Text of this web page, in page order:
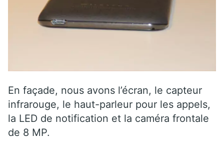
En façade, nous avons l’écran, le capteur
infrarouge, le haut-parleur pour les appels,
la LED de notification et la caméra frontale
de 8 MP.